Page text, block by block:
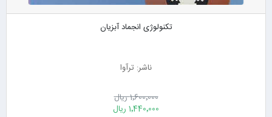
تکنولوژی انجماد آبزیان
ناشر: ترآوا
1٬600٬000 ریال
1٬440٬000 ریال